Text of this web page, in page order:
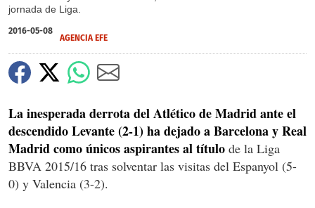
jornada de Liga.
2016-05-08
AGENCIA EFE
La inesperada derrota del Atlético de Madrid ante el
descendido Levante (2-1) ha dejado a Barcelona y Real
Madrid como únicos aspirantes al título de la Liga
BBVA 2015/16 tras solventar las visitas del Espanyol (5-
0) y Valencia (3-2).